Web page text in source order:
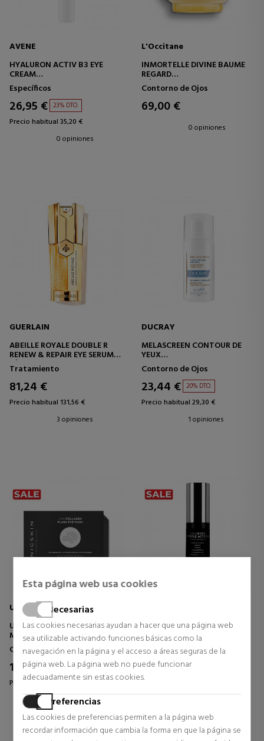
Esta página web usa cookies
Necesarias
Las cookies necesarias ayudan a hacer que una página web
sea utilizable activando funciones básicas como la
navegación en la página y el acceso a áreas seguras de la
página web. La página web no puede funcionar
adecuadamente sin estas cookies.
Preferencias
Las cookies de preferencias permiten a la página web
recordar información que cambia la forma en que la página se
AVENE
HYALURON ACTIV B3 EYE
CREAM
CUIDADO DE OJOS TRIPLE
CORRECCIÓN
Específicos
26,95 € 23% DTO.
Precio habitual 35,20 €
0 opiniones
L'Occitane
INMORTELLE DIVINE BAUME
REGARD
BÁLSAMO CONTORNO DE
OJOS
Contorno de Ojos
69,00 €
0 opiniones
GUERLAIN
ABEILLE ROYALE DOUBLE R
RENEW & REPAIR EYE SERUM
SÉRUM REPARADOR Y
RENOVADOR
Tratamiento
81,24 €
Precio habitual 131,56 €
3 opiniones
DUCRAY
MELASCREEN CONTOUR DE
YEUX
CONTORNO DE OJOS
ANTIMANCHAS
Contorno de Ojos
23,44 € 20% DTO.
Precio habitual 29,30 €
1 opiniones
UNICSKIN
UNICCOLLAGEN EYE FLASH
MASK
TRATAMIENTO CONTORNO
DE OJOS
Contorno de Ojos
15,39 € 14% DTO.
Precio habitual 18,00 €
2 opiniones
UNIC EYES & LIPS TRIPLE
ACTION
TRATAMIENDO CONTORNO
OJOS Y LABIOS
Contorno de Ojos
56,86 € 14% DTO.
Precio habitual 66,50 €